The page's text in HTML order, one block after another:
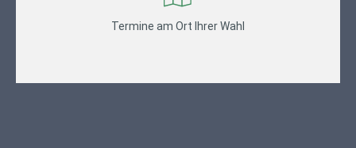
Termine am Ort Ihrer Wahl